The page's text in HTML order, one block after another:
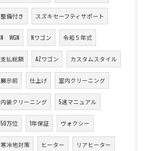
整備付き スズキセーフティサポート
N WGN Nワゴン 令和５年式
支払総額 AZワゴン カスタムスタイル
展示前 仕上げ 室内クリーニング
内装クリーニング 5速マニュアル
50万位 1年保証 ヴォクシー
寒冷地対策 ヒーター リアヒーター